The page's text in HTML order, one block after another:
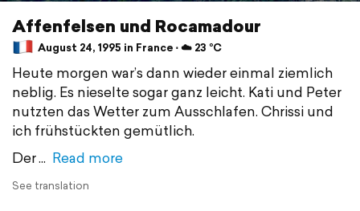
Affenfelsen und Rocamadour
August 24, 1995 in France ⋅ ☁️ 23 °C
Heute morgen war’s dann wieder einmal ziemlich
neblig. Es nieselte sogar ganz leicht. Kati und Peter
nutzten das Wetter zum Ausschlafen. Chrissi und
ich frühstückten gemütlich.
Der
Read more
See translation